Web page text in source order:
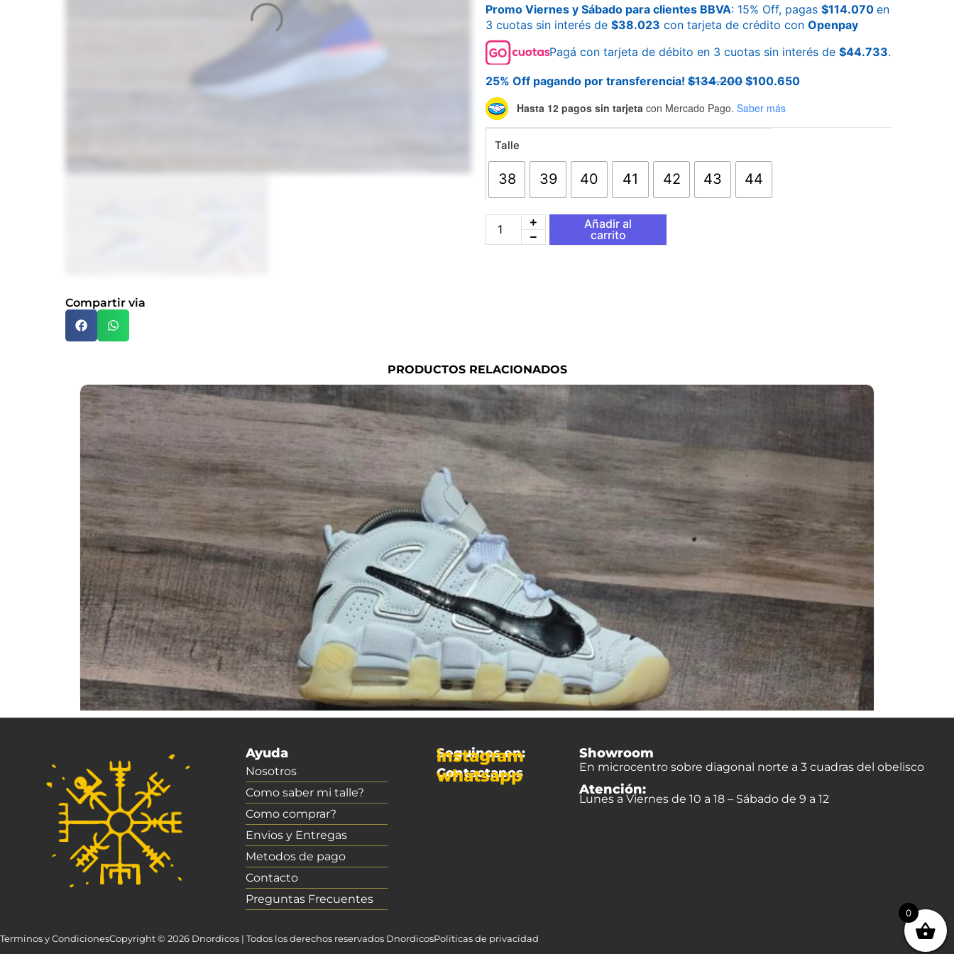
Compartir via
Promo Viernes y Sábado para clientes BBVA: 15% Off, pagas$114.070 en
3 cuotas sin interés de$38.023 con tarjeta de crédito conOpenpay
Pagá con tarjeta de débito en 3 cuotas sin interés de$44.733.
25% Off pagando por transferencia!$134.200 $100.650
Hasta 12 pagos sin tarjeta con Mercado Pago. Saber más
Talle
38 39 40 41 42 43 44
Nike
Air
Zoom
React
Flyknit
Azul
cantidad
Añadir al
carrito
PRODUCTOS RELACIONADOS
Ayuda
Nosotros
Como saber mi talle?
Como comprar?
Envios y Entregas
Metodos de pago
Contacto
Preguntas Frecuentes
Seguinos en:
instagram
Contactanos
whatsapp
Showroom
En microcentro sobre diagonal norte a 3 cuadras del obelisco
Atención:
Lunes a Viernes de 10 a 18 – Sábado de 9 a 12
Terminos y CondicionesCopyright © 2026 Dnordicos | Todos los derechos reservados DnordicosPoliticas de privacidad
0